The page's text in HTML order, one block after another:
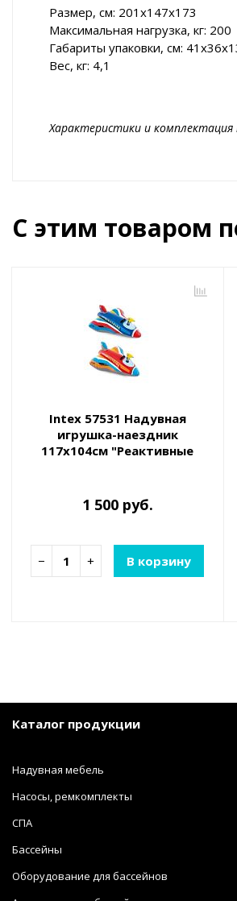
Размер, см: 201х147х173
Максимальная нагрузка, кг: 200
Габариты упаковки, см:
Вес, кг: 4,1
Характеристики и
С этим товаром
Intex 57531 Надувная
игрушка-наездник
117х104см "Реактивные
1 500 руб.
− + В корзину
Каталог продукции
Надувная мебель
Насосы, ремкомплекты
СПА
Бассейны
Оборудование для бассейнов